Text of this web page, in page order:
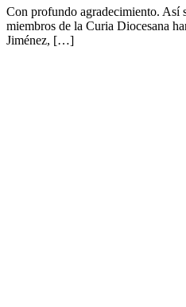
Con profundo agradecimiento. Así
miembros de la Curia Diocesana
Jiménez, […]